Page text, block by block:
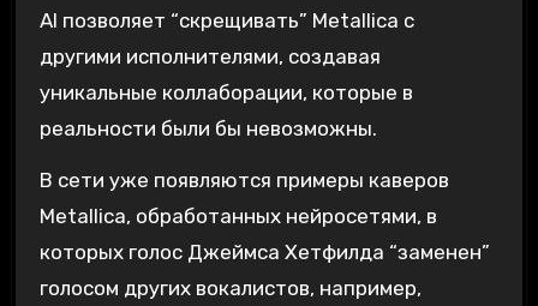
AI позволяет “скрещивать” Metallica с
другими исполнителями‚ создавая
уникальные коллаборации‚ которые в
реальности были бы невозможны.
В сети уже появляются примеры каверов
Metallica‚ обработанных нейросетями‚ в
которых голос Джеймса Хетфилда “заменен”
голосом других вокалистов‚ например‚